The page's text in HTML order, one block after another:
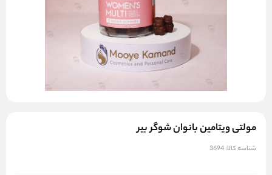
مولتی ویتامین بانوان شوگر بیر
شناسه کالا:3694